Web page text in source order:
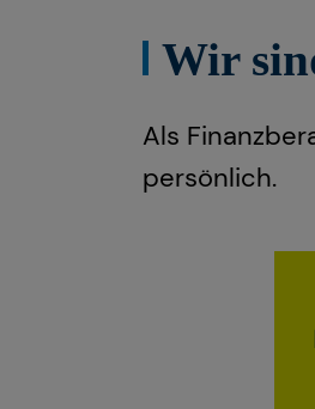
Wir
Als
persönlich.